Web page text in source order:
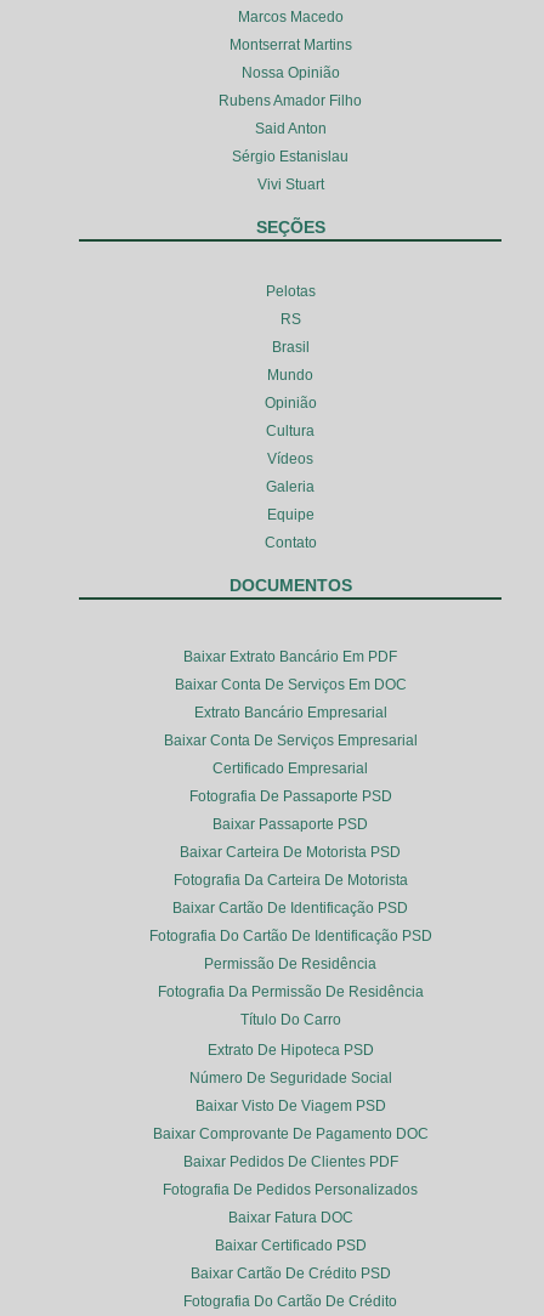
Marcos Macedo
Montserrat Martins
Nossa Opinião
Rubens Amador Filho
Said Anton
Sérgio Estanislau
Vivi Stuart
SEÇÕES
Pelotas
RS
Brasil
Mundo
Opinião
Cultura
Vídeos
Galeria
Equipe
Contato
DOCUMENTOS
Baixar Extrato Bancário Em PDF
Baixar Conta De Serviços Em DOC
Extrato Bancário Empresarial
Baixar Conta De Serviços Empresarial
Certificado Empresarial
Fotografia De Passaporte PSD
Baixar Passaporte PSD
Baixar Carteira De Motorista PSD
Fotografia Da Carteira De Motorista
Baixar Cartão De Identificação PSD
Fotografia Do Cartão De Identificação PSD
Permissão De Residência
Fotografia Da Permissão De Residência
Título Do Carro
Extrato De Hipoteca PSD
Número De Seguridade Social
Baixar Visto De Viagem PSD
Baixar Comprovante De Pagamento DOC
Baixar Pedidos De Clientes PDF
Fotografia De Pedidos Personalizados
Baixar Fatura DOC
Baixar Certificado PSD
Baixar Cartão De Crédito PSD
Fotografia Do Cartão De Crédito